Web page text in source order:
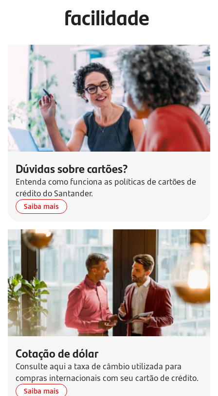
facilidade
Dúvidas sobre cartões?
Entenda como funciona as políticas de cartões de
crédito do Santander.
Saiba mais
Cotação de dólar
Consulte aqui a taxa de câmbio utilizada para
compras internacionais com seu cartão de crédito.
Saiba mais